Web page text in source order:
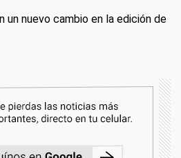
un nuevo cambio en la edición de